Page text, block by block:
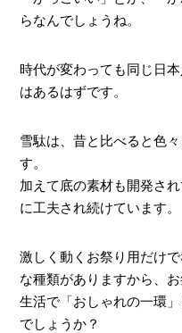
らなんでしょうね。
時代が変わっても同じ日
はあるはずです。
雪駄は、昔と比べると色
す。
加えて底の素材も開発さ
に工夫され続けています。
激しく動くお祭り用だけ
な種類がありますから、
生活で「おしゃれの一環
でしょうか？